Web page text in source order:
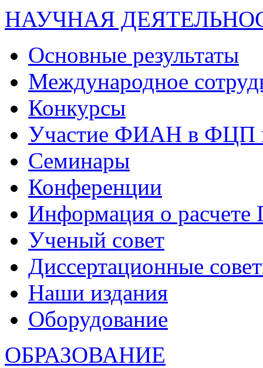
НАУЧНАЯ
Основные результаты
Международное
Конкурсы
Участие ФИАН в ФЦП
Семинары
Конференции
Информация о
Ученый совет
Диссертационные
Наши издания
Оборудование
ОБРАЗОВАНИЕ